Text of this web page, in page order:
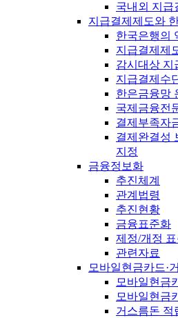
국내외 지급
지급결제제도와
한국은행의
지급결제제
감시대상 지
지급결제수
한은금융망
국제금융전
결제부족자
결제완결성
지정
금융정보화
추진체계
관계법령
추진현황
금융표준화
제정/개정
관련자료
모바일현금카드·
모바일현금
모바일현금
거스름돈 적